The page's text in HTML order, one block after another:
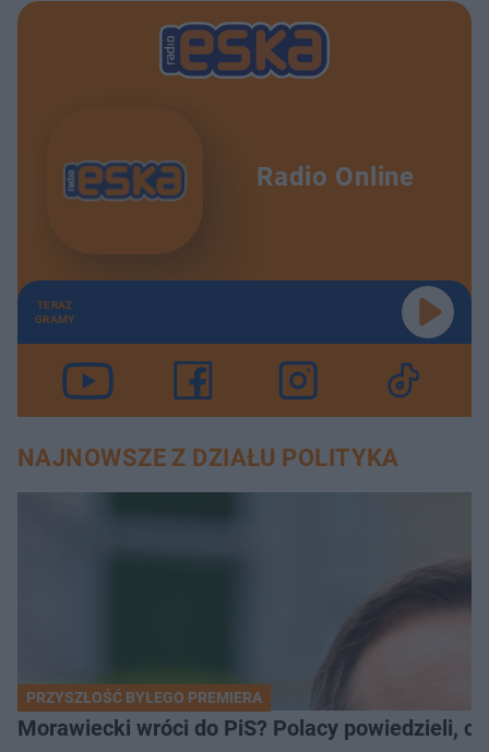
Radio Online
TERAZ
GRAMY
NAJNOWSZE Z DZIAŁU POLITYKA
PRZYSZŁOŚĆ BYŁEGO PREMIERA
Morawiecki wróci do PiS? Polacy powiedzieli,